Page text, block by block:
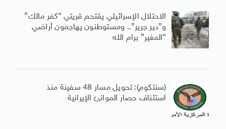
الاحتلال الإسرائيلي يقتحم قريتي “كفر مالك”
و”دير جرير”.. ومستوطنون يهاجمون أراضي
“المغير” برام الله
(سنتكوم): تحويل مسار 48 سفينة منذ
استئناف حصار الموانئ الإيرانية